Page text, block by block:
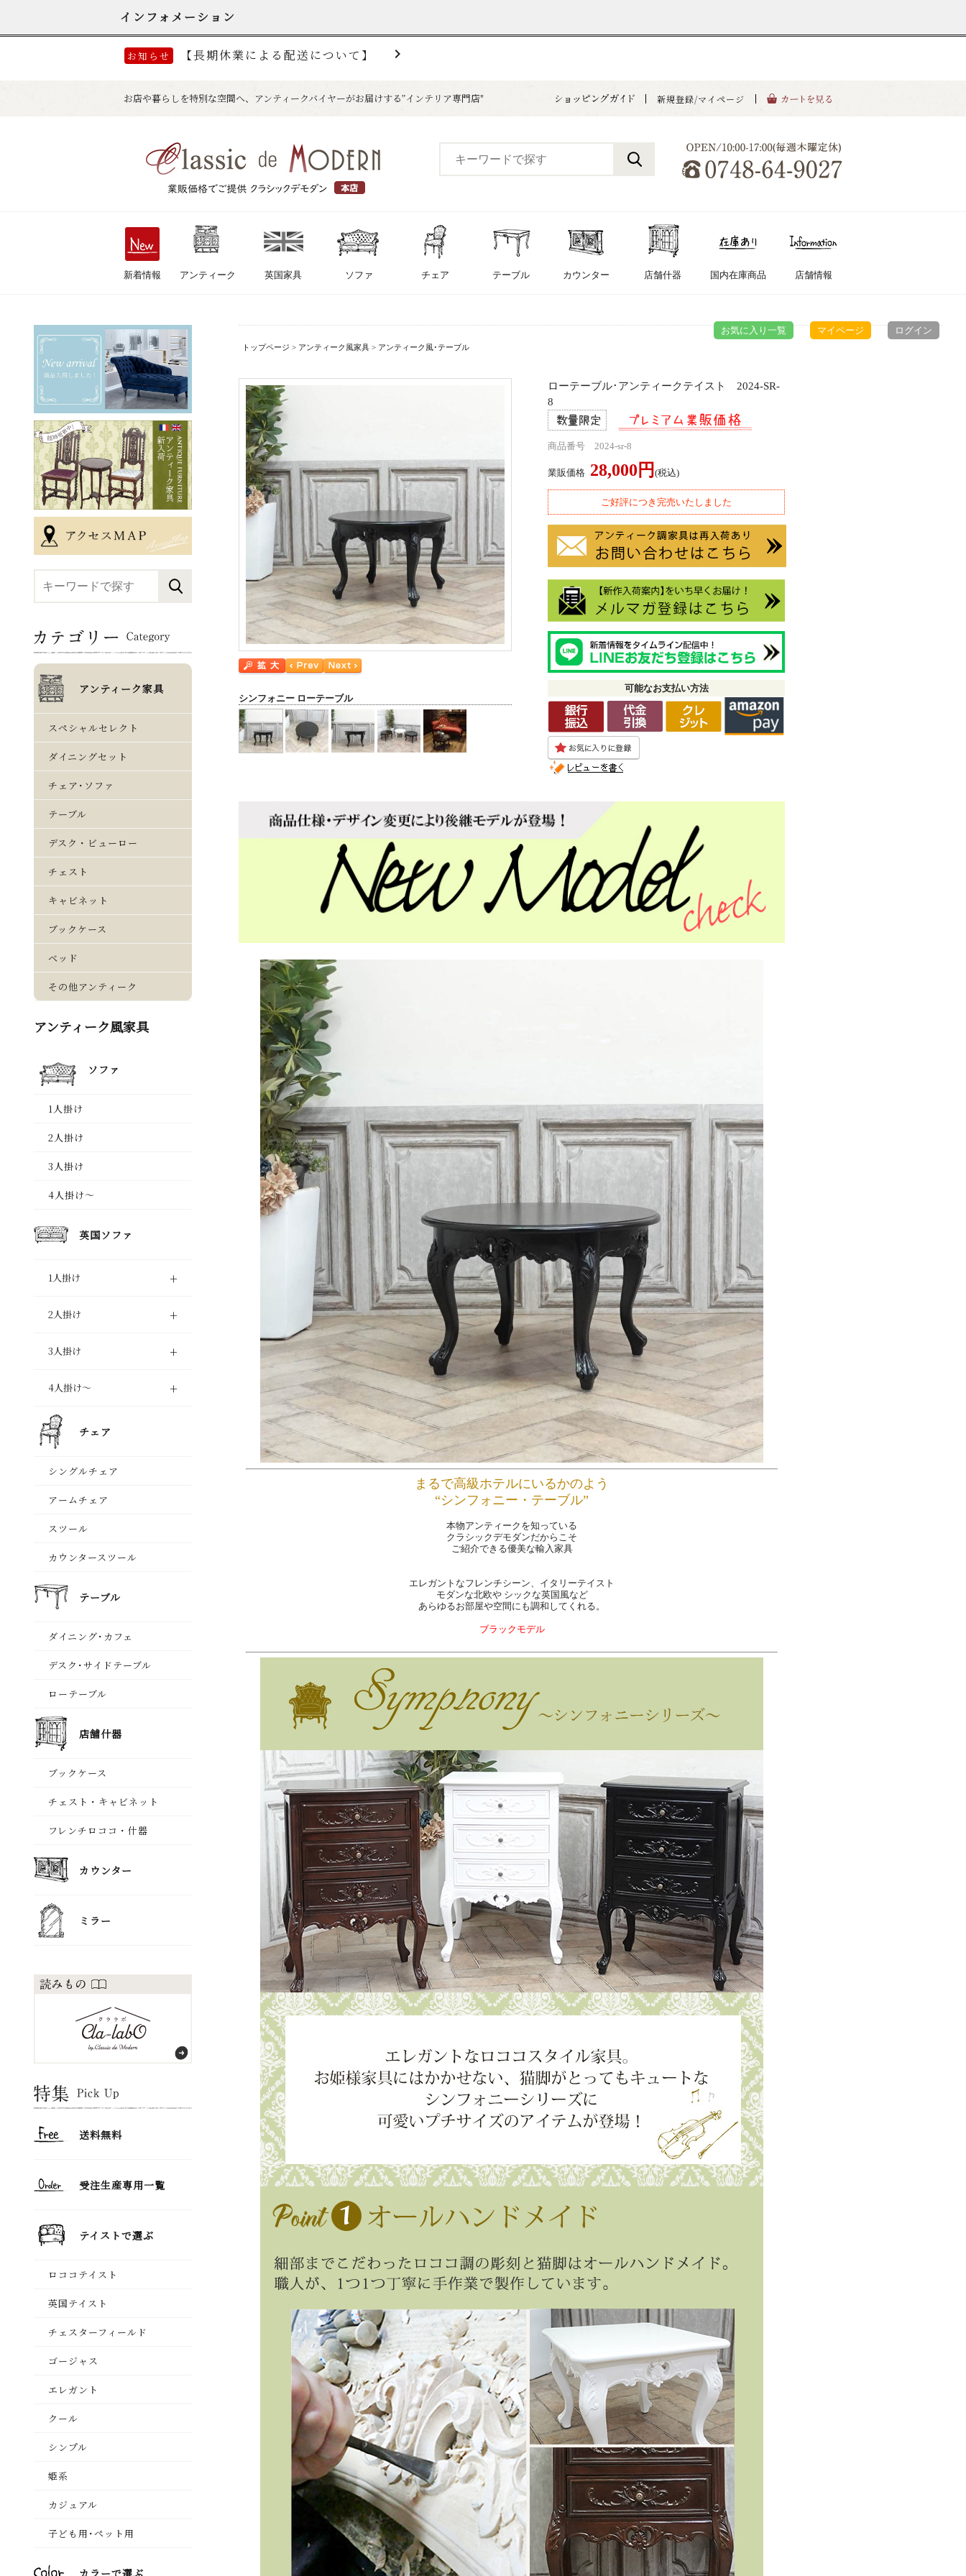
お気に入り一覧 マイページ ログイン
トップページ > アンティーク風家具 > アンティーク風･テーブル
ローテーブル･アンティークテイスト 2024-SR-
8
商品番号 2024-sr-8
業販価格 28,000円 (税込)
ご好評につき完売いたしました
可能なお支払い方法
シンフォニー ローテーブル
まるで高級ホテルにいるかのよう
“シンフォニー・テーブル”
本物アンティークを知っている
クラシックデモダンだからこそ
ご紹介できる優美な輸入家具
エレガントなフレンチシーン、イタリーテイスト
モダンな北欧や シックな英国風など
あらゆるお部屋や空間にも調和してくれる。
ブラックモデル